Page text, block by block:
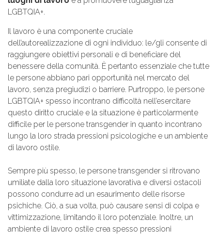
LGBTQIA+.
Il lavoro è una componente cruciale
dell’autorealizzazione di ogni individuo: le/gli consente di
raggiungere obiettivi personali e di beneficiare del
benessere della comunità. È pertanto essenziale che tutte
le persone abbiano pari opportunità nel mercato del
lavoro, senza pregiudizi o barriere. Purtroppo, le persone
LGBTQIA+ spesso incontrano difficoltà nell’esercitare
questo diritto cruciale e la situazione è particolarmente
difficile per le persone transgender in quanto incontrano
lungo la loro strada pressioni psicologiche e un ambiente
di lavoro ostile.
Sempre più spesso, le persone transgender si ritrovano
umiliate dalla loro situazione lavorativa e diversi ostacoli
possono condurre ad un esaurimento delle risorse
psichiche. Ciò, a sua volta, può causare sensi di colpa e
vittimizzazione, limitando il loro potenziale. Inoltre, un
ambiente di lavoro ostile crea spesso pressioni